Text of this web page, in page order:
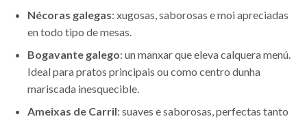
Nécoras galegas: xugosas, saborosas e moi apreciadas
en todo tipo de mesas.
Bogavante galego: un manxar que eleva calquera menú.
Ideal para pratos principais ou como centro dunha
mariscada inesquecible.
Ameixas de Carril: suaves e saborosas, perfectas tanto